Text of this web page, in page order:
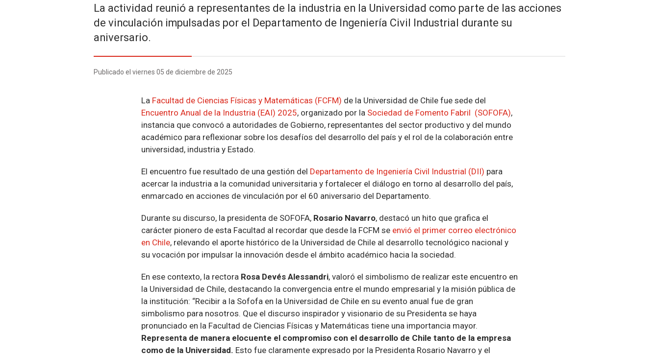
La actividad reunió a representantes de la industria en la Universidad como parte de las acciones
de vinculación impulsadas por el Departamento de Ingeniería Civil Industrial durante su
aniversario.
Publicado el viernes 05 de diciembre de 2025
La Facultad de Ciencias Físicas y Matemáticas (FCFM) de la Universidad de Chile fue sede del
Encuentro Anual de la Industria (EAI) 2025, organizado por la Sociedad de Fomento Fabril (SOFOFA),
instancia que convocó a autoridades de Gobierno, representantes del sector productivo y del mundo
académico para reflexionar sobre los desafíos del desarrollo del país y el rol de la colaboración entre
universidad, industria y Estado.
El encuentro fue resultado de una gestión del Departamento de Ingeniería Civil Industrial (DII) para
acercar la industria a la comunidad universitaria y fortalecer el diálogo en torno al desarrollo del país,
enmarcado en acciones de vinculación por el 60 aniversario del Departamento.
Durante su discurso, la presidenta de SOFOFA, Rosario Navarro, destacó un hito que grafica el
carácter pionero de esta Facultad al recordar que desde la FCFM se envió el primer correo electrónico
en Chile, relevando el aporte histórico de la Universidad de Chile al desarrollo tecnológico nacional y
su vocación por impulsar la innovación desde el ámbito académico hacia la sociedad.
En ese contexto, la rectora Rosa Devés Alessandri, valoró el simbolismo de realizar este encuentro en
la Universidad de Chile, destacando la convergencia entre el mundo empresarial y la misión pública de
la institución: “Recibir a la Sofofa en la Universidad de Chile en su evento anual fue de gran
simbolismo para nosotros. Que el discurso inspirador y visionario de su Presidenta se haya
pronunciado en la Facultad de Ciencias Físicas y Matemáticas tiene una importancia mayor.
Representa de manera elocuente el compromiso con el desarrollo de Chile tanto de la empresa
como de la Universidad. Esto fue claramente expresado por la Presidenta Rosario Navarro y el